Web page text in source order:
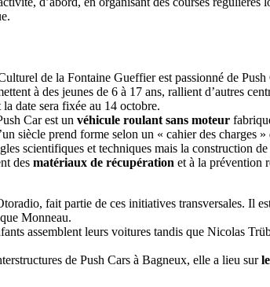
de la Fontaine Gueffier est passionné de
à des jeunes de 6 à 17 ans, rallient d’autres
la date sera fixée au 14 octobre.
Car est un véhicule roulant sans moteur
siècle prend forme selon un « cahier des charges
scientifiques et techniques mais la construction
des matériaux de récupération et à la prévention
fait partie de ces initiatives transversales. Il
Monneau.
assemblent leurs voitures tandis que Nicolas
de Push Cars à Bagneux, elle a lieu surle